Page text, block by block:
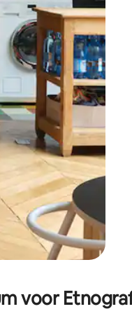
te tikken of swipen.
voor